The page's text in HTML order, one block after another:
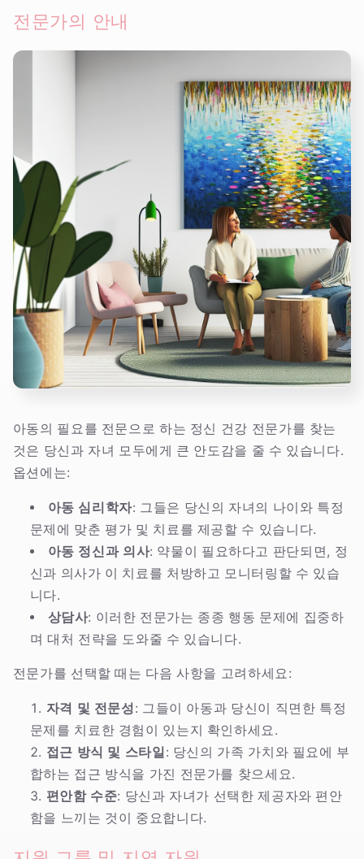
전문가의 안내
아동의 필요를 전문으로 하는 정신 건강 전문가를 찾는
것은 당신과 자녀 모두에게 큰 안도감을 줄 수 있습니다.
옵션에는:
아동 심리학자: 그들은 당신의 자녀의 나이와 특정
문제에 맞춘 평가 및 치료를 제공할 수 있습니다.
아동 정신과 의사: 약물이 필요하다고 판단되면, 정
신과 의사가 이 치료를 처방하고 모니터링할 수 있습
니다.
상담사: 이러한 전문가는 종종 행동 문제에 집중하
며 대처 전략을 도와줄 수 있습니다.
전문가를 선택할 때는 다음 사항을 고려하세요:
자격 및 전문성: 그들이 아동과 당신이 직면한 특정
문제를 치료한 경험이 있는지 확인하세요.
접근 방식 및 스타일 : 당신의 가족 가치와 필요에 부
합하는 접근 방식을 가진 전문가를 찾으세요.
편안함 수준: 당신과 자녀가 선택한 제공자와 편안
함을 느끼는 것이 중요합니다.